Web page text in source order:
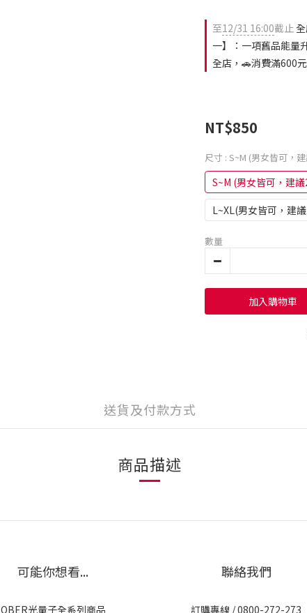
至12/31 16:00截止
一】：一項舊品能量
全店，🚗消費滿600
NT$850
尺寸 : S~M (男女皆可，
S~M (男女皆可，建
L~XL(男女皆可，建
數量
加入購物車
送貨及付款方式
商品描述
可能你想看...
QBER光量子全系列商品
聯絡我們
訂購專線 / 0800-272-273